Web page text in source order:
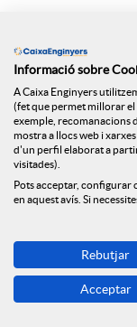
m
p
a
r
Caixa
l'economia
Clade
Caixa
amb una
Enginyers,
El Grup
Informació sobre
A Caixa Enginyers
(fet que permet millorar
exemple, recomanacions
mostra a llocs web i
d'un perfil elaborat a
visitades).
Pots acceptar, configurar
en aquest avís. Si
Rebutjar
Acceptar